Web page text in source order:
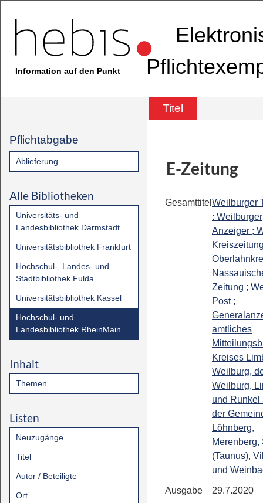
Information auf den Punkt
Titel
Pflichtabgabe
Ablieferung
Alle Bibliotheken
Universitäts- und
Landesbibliothek Darmstadt
Universitätsbibliothek Frankfurt
Hochschul-, Landes- und
Stadtbibliothek Fulda
Universitätsbibliothek Kassel
Hochschul- und
Landesbibliothek RheinMain
Inhalt
Themen
Listen
Neuzugänge
Titel
Autor / Beteiligte
Ort
E-Zeitung
Gesamttitel Weilburger
: Weilburger
Anzeiger ;
Zeitung ;
Post ;
amtliches
Kreises
Weilburg,
Weilburg,
und Runkel
der
Löhnberg,
Merenberg,
(Taunus),
und
Ausgabe
29.7.2020